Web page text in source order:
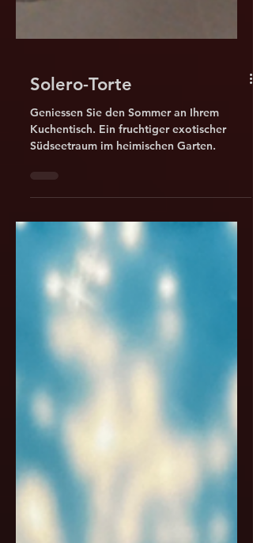
Solero-Torte
Geniessen Sie den Sommer an Ihrem